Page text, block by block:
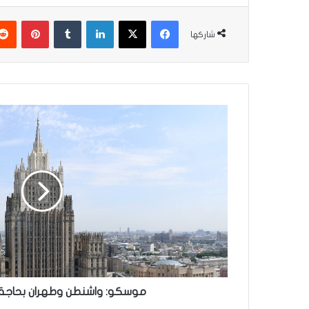
شاركها
فيسبوك
‫X لينكدإن
موسكو: واشنطن وطهران